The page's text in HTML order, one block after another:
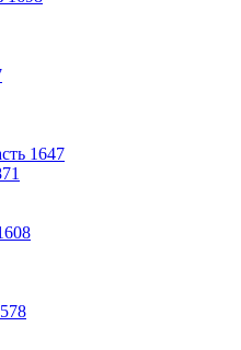
1647